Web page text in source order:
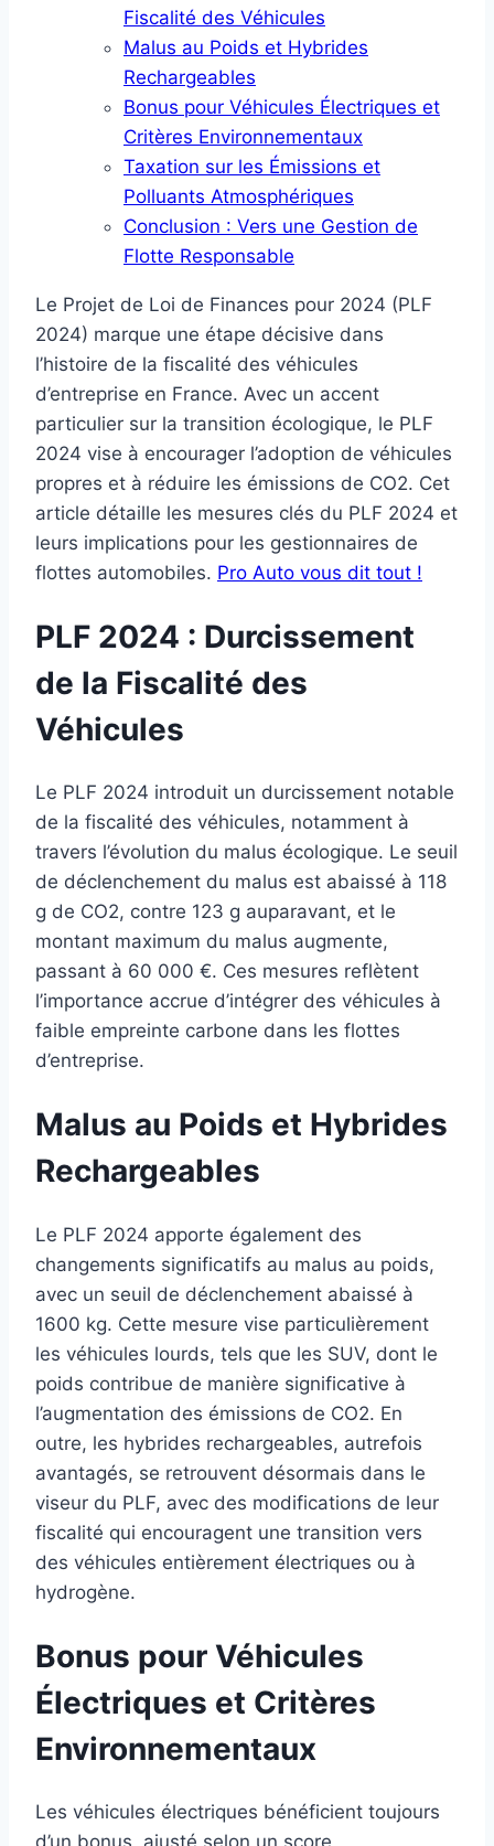
Fiscalité des Véhicules
Malus au Poids et Hybrides
Rechargeables
Bonus pour Véhicules Électriques et
Critères Environnementaux
Taxation sur les Émissions et
Polluants Atmosphériques
Conclusion : Vers une Gestion de
Flotte Responsable
Le Projet de Loi de Finances pour 2024 (PLF
2024) marque une étape décisive dans
l’histoire de la fiscalité des véhicules
d’entreprise en France. Avec un accent
particulier sur la transition écologique, le PLF
2024 vise à encourager l’adoption de véhicules
propres et à réduire les émissions de CO2. Cet
article détaille les mesures clés du PLF 2024 et
leurs implications pour les gestionnaires de
flottes automobiles. Pro Auto vous dit tout !
PLF 2024 : Durcissement
de la Fiscalité des
Véhicules
Le PLF 2024 introduit un durcissement notable
de la fiscalité des véhicules, notamment à
travers l’évolution du malus écologique. Le seuil
de déclenchement du malus est abaissé à 118
g de CO2, contre 123 g auparavant, et le
montant maximum du malus augmente,
passant à 60 000 €. Ces mesures reflètent
l’importance accrue d’intégrer des véhicules à
faible empreinte carbone dans les flottes
d’entreprise.
Malus au Poids et Hybrides
Rechargeables
Le PLF 2024 apporte également des
changements significatifs au malus au poids,
avec un seuil de déclenchement abaissé à
1600 kg. Cette mesure vise particulièrement
les véhicules lourds, tels que les SUV, dont le
poids contribue de manière significative à
l’augmentation des émissions de CO2. En
outre, les hybrides rechargeables, autrefois
avantagés, se retrouvent désormais dans le
viseur du PLF, avec des modifications de leur
fiscalité qui encouragent une transition vers
des véhicules entièrement électriques ou à
hydrogène.
Bonus pour Véhicules
Électriques et Critères
Environnementaux
Les véhicules électriques bénéficient toujours